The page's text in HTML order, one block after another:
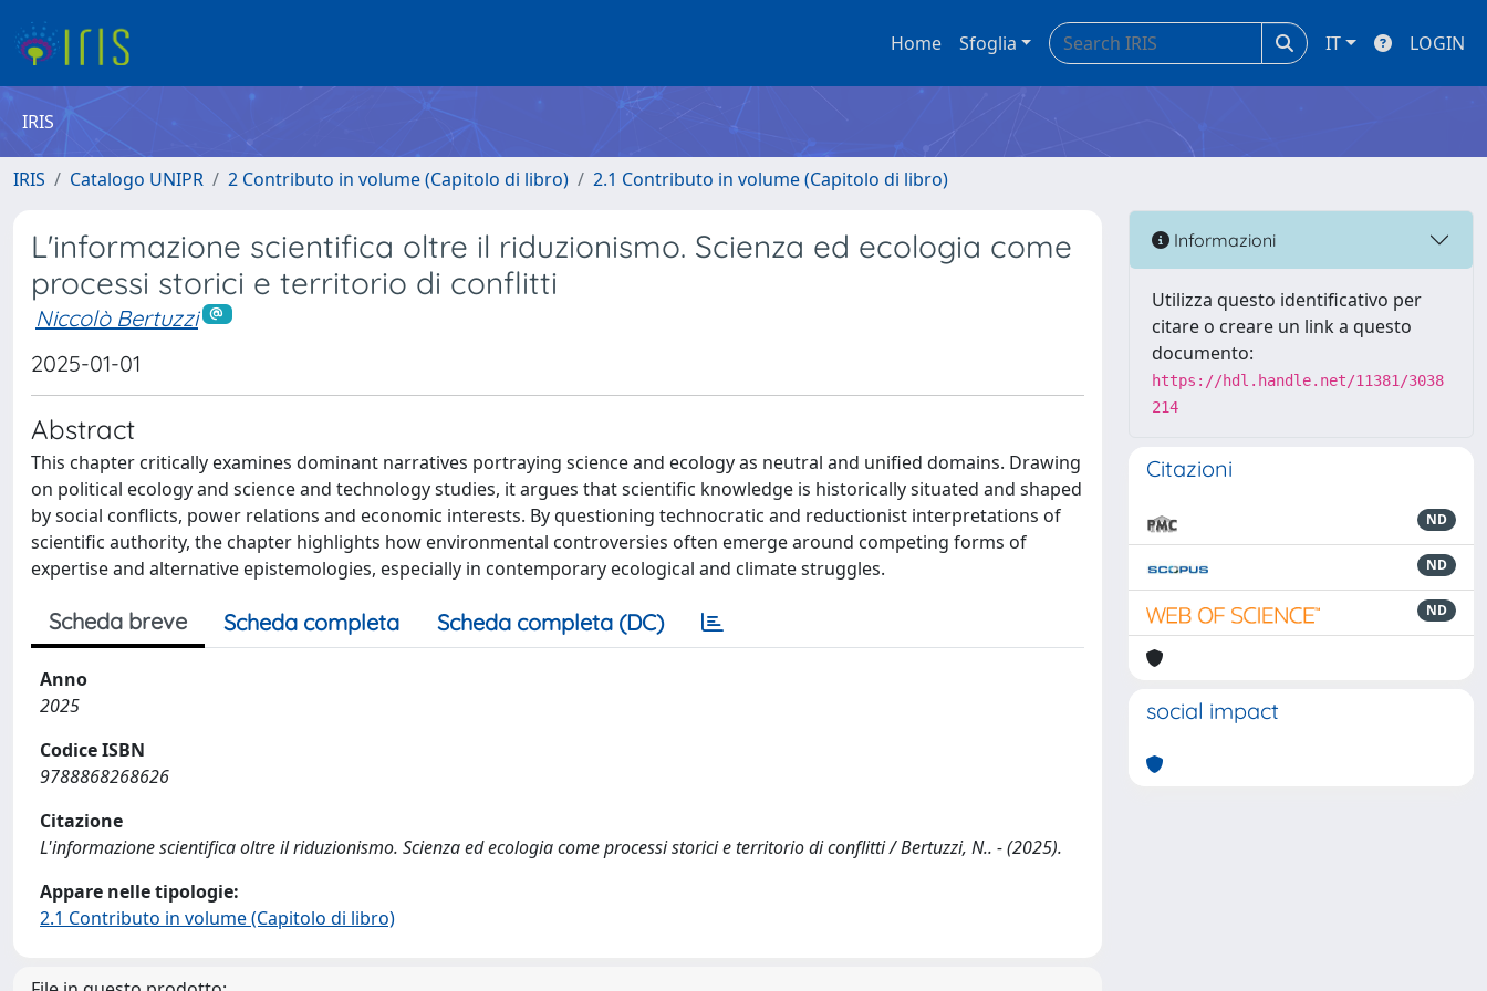
Home Sfoglia IT LOGIN
IRIS
IRIS Catalogo UNIPR 2 Contributo in volume (Capitolo di libro) 2.1 Contributo in volume (Capitolo di libro)
L'informazione scientifica oltre il riduzionismo. Scienza ed ecologia come
processi storici e territorio di conflitti
Niccolò Bertuzzi
2025-01-01
Abstract
This chapter critically examines dominant narratives portraying science and ecology as neutral and unified domains. Drawing
on political ecology and science and technology studies, it argues that scientific knowledge is historically situated and shaped
by social conflicts, power relations and economic interests. By questioning technocratic and reductionist interpretations of
scientific authority, the chapter highlights how environmental controversies often emerge around competing forms of
expertise and alternative epistemologies, especially in contemporary ecological and climate struggles.
Scheda breve Scheda completa Scheda completa (DC)
Anno
2025
Codice ISBN
9788868268626
Citazione
L'informazione scientifica oltre il riduzionismo. Scienza ed ecologia come processi storici e territorio di conflitti / Bertuzzi, N.. - (2025).
Appare nelle tipologie:
2.1 Contributo in volume (Capitolo di libro)
Informazioni
Utilizza questo identificativo per
citare o creare un link a questo
documento:
https://hdl.handle.net/11381/3038
214
Citazioni
ND
ND
ND
social impact